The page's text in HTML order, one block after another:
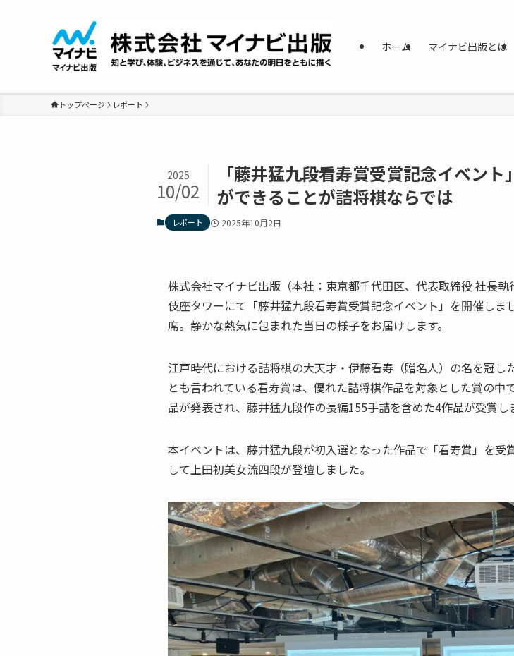
ホーム マイナビ出版とは
トップページ レポート
「藤井猛九段看寿賞受賞記念イベン
ができることが詰将棋ならでは
2025
10/02
レポート 2025年10月2日
株式会社マイナビ出版（本社：東京都千代田区、代表取締役 社長
伎座タワーにて「藤井猛九段看寿賞受賞記念イベント」を開催し
席。静かな熱気に包まれた当日の様子をお届けします。
江戸時代における詰将棋の大天才・伊藤看寿（贈名人）の名を冠
とも言われている看寿賞は、優れた詰将棋作品を対象とした賞の
品が発表され、藤井猛九段作の長編155手詰を含めた4作品が受賞し
本イベントは、藤井猛九段が初入選となった作品で「看寿賞」を受
して上田初美女流四段が登壇しました。